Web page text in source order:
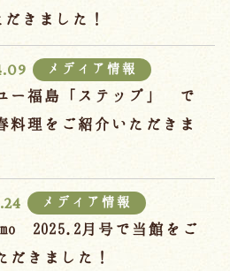
きました！
メディア情報
ー福島「ステップ」 で
料理をご紹介いただきま
メディア情報
2025.2月号で当館をご
だきました！